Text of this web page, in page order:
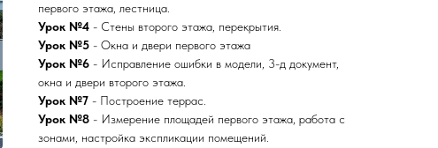
первого этажа, лестница.
Урок №4 - Стены второго этажа, перекрытия.
Урок №5 - Окна и двери первого этажа
Урок №6 - Исправление ошибки в модели, 3-д документ,
окна и двери второго этажа.
Урок №7 - Построение террас.
Урок №8 - Измерение площадей первого этажа, работа с
зонами, настройка экспликации помещений.